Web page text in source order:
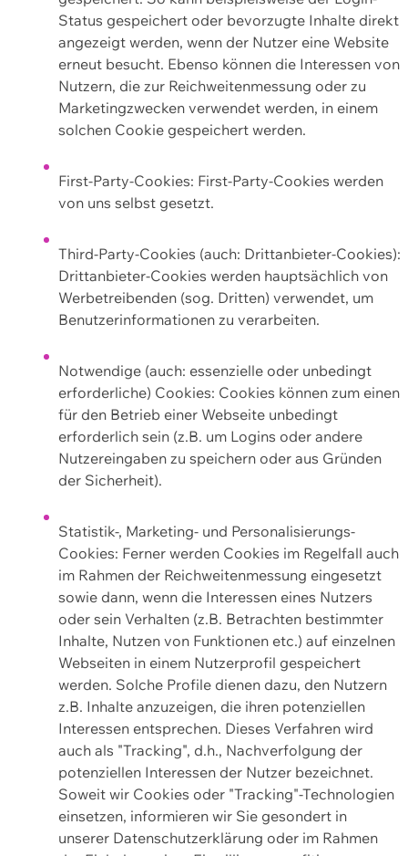
Status gespeichert oder bevorzugte Inhalte direkt
angezeigt werden, wenn der Nutzer eine Website
erneut besucht. Ebenso können die Interessen von
Nutzern, die zur Reichweitenmessung oder zu
Marketingzwecken verwendet werden, in einem
solchen Cookie gespeichert werden.
First-Party-Cookies: First-Party-Cookies werden
von uns selbst gesetzt.
Third-Party-Cookies (auch: Drittanbieter-Cookies):
Drittanbieter-Cookies werden hauptsächlich von
Werbetreibenden (sog. Dritten) verwendet, um
Benutzerinformationen zu verarbeiten.
Notwendige (auch: essenzielle oder unbedingt
erforderliche) Cookies: Cookies können zum einen
für den Betrieb einer Webseite unbedingt
erforderlich sein (z.B. um Logins oder andere
Nutzereingaben zu speichern oder aus Gründen
der Sicherheit).
Statistik-, Marketing- und Personalisierungs-
Cookies: Ferner werden Cookies im Regelfall auch
im Rahmen der Reichweitenmessung eingesetzt
sowie dann, wenn die Interessen eines Nutzers
oder sein Verhalten (z.B. Betrachten bestimmter
Inhalte, Nutzen von Funktionen etc.) auf einzelnen
Webseiten in einem Nutzerprofil gespeichert
werden. Solche Profile dienen dazu, den Nutzern
z.B. Inhalte anzuzeigen, die ihren potenziellen
Interessen entsprechen. Dieses Verfahren wird
auch als "Tracking", d.h., Nachverfolgung der
potenziellen Interessen der Nutzer bezeichnet.
Soweit wir Cookies oder "Tracking"-Technologien
einsetzen, informieren wir Sie gesondert in
unserer Datenschutzerklärung oder im Rahmen